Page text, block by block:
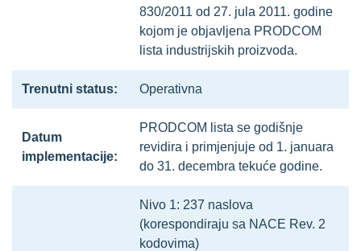
830/2011 od 27. jula 2011. godine
kojom je objavljena PRODCOM
lista industrijskih proizvoda.
Trenutni status: Operativna
Datum
implementacije:
PRODCOM lista se godišnje
revidira i primjenjuje od 1. januara
do 31. decembra tekuće godine.
Nivo 1: 237 naslova
(korespondiraju sa NACE Rev. 2
kodovima)